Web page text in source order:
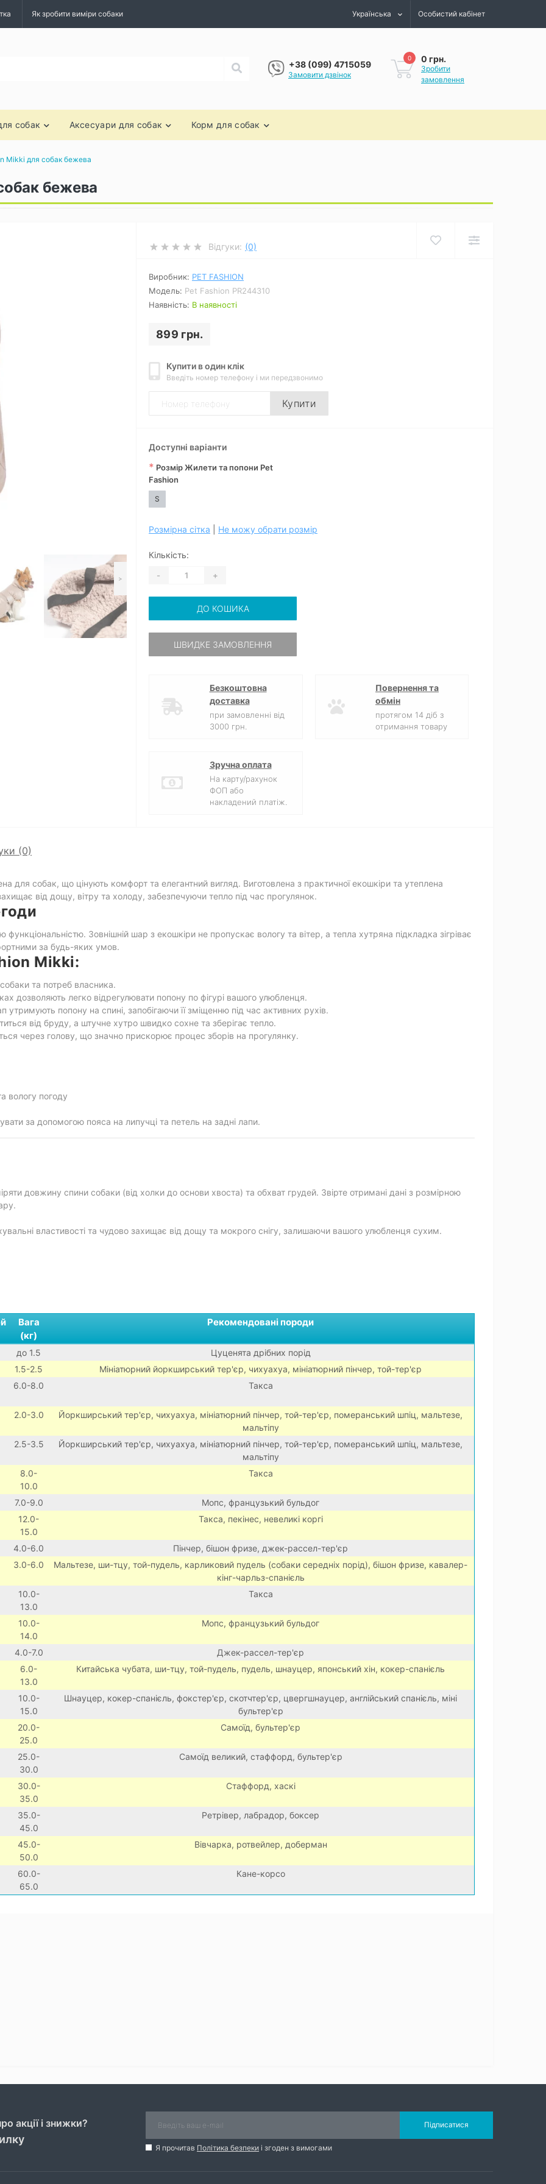
Як зробити виміри собаки Українська Особистий кабінет
+38 (099) 4715059
Замовити дзвінок
0 0 грн.
Зробити
замовлення
собак Аксесуари для собак Корм для собак
Mikki для собак бежева
бежева
>
Відгуки: (0)
Виробник: PET FASHION
Модель: Pet Fashion PR244310
Наявність: В наявності
899 грн.
Купити в один клік
Введіть номер телефону і ми передзвонимо
Купити
Доступні варіанти
* Розмір Жилети та попони Pet
Fashion
S
Розмірна сітка Не можу обрати розмір
Кількість:
- +
ДО КОШИКА
ШВИДКЕ ЗАМОВЛЕННЯ
Безкоштовна
доставка
при замовленні від
3000 грн.
Повернення та
обмін
протягом 14 діб з
отримання товару
Зручна оплата
На карту/рахунок
ФОП або
накладений платіж.
(0)
для собак, що цінують комфорт та елегантний вигляд. Виготовлена з практичної екошкіри та утеплена
від дощу, вітру та холоду, забезпечуючи тепло під час прогулянок.
Зовнішній шар з екошкіри не пропускає вологу та вітер, а тепла хутряна підкладка зігріває
за будь-яких умов.
Mikki:
та потреб власника.
дозволяють легко відрегулювати попону по фігурі вашого улюбленця.
утримують попону на спині, запобігаючи її зміщенню під час активних рухів.
від бруду, а штучне хутро швидко сохне та зберігає тепло.
через голову, що значно прискорює процес зборів на прогулянку.
вологу погоду
за допомогою пояса на липучці та петель на задні лапи.
довжину спини собаки (від холки до основи хвоста) та обхват грудей. Звірте отримані дані з розмірною
властивості та чудово захищає від дощу та мокрого снігу, залишаючи вашого улюбленця сухим.
Вага
(кг)
Рекомендовані породи
до 1.5
Цуценята дрібних порід
1.5-2.5
Мініатюрний йоркширський тер'єр, чихуахуа, мініатюрний пінчер, той-тер'єр
6.0-8.0
Такса
2.0-3.0
Йоркширський тер'єр, чихуахуа, мініатюрний пінчер, той-тер'єр, померанський шпіц, мальтезе,
мальтіпу
2.5-3.5
Йоркширський тер'єр, чихуахуа, мініатюрний пінчер, той-тер'єр, померанський шпіц, мальтезе,
мальтіпу
8.0-
10.0
Такса
7.0-9.0
Мопс, французький бульдог
12.0-
15.0
Такса, пекінес, невеликі коргі
4.0-6.0
Пінчер, бішон фризе, джек-рассел-тер'єр
3.0-6.0
Мальтезе, ши-тцу, той-пудель, карликовий пудель (собаки середніх порід), бішон фризе, кавалер-
кінг-чарльз-спанієль
10.0-
13.0
Такса
10.0-
14.0
Мопс, французький бульдог
4.0-7.0
Джек-рассел-тер'єр
6.0-
13.0
Китайська чубата, ши-тцу, той-пудель, пудель, шнауцер, японський хін, кокер-спанієль
10.0-
15.0
Шнауцер, кокер-спанієль, фокстер'єр, скотчтер'єр, цвергшнауцер, англійський спанієль, міні
бультер'єр
20.0-
25.0
Самоїд, бультер'єр
25.0-
30.0
Самоїд великий, стаффорд, бультер'єр
30.0-
35.0
Стаффорд, хаскі
35.0-
45.0
Ретрівер, лабрадор, боксер
45.0-
50.0
Вівчарка, ротвейлер, доберман
60.0-
65.0
Кане-корсо
акції і знижки? Підписатися
Я прочитав Політика безпеки і згоден з вимогами